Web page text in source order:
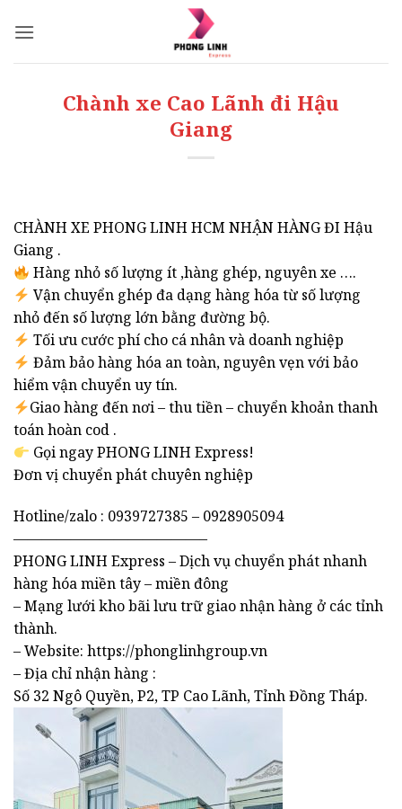
qua
Chành xe Cao Lãnh đi Hậu
Giang
CHÀNH XE PHONG LINH HCM NHẬN HÀNG ĐI Hậu
Giang .
Hàng nhỏ số lượng ít ,hàng ghép, nguyên xe ….
Vận chuyển ghép đa dạng hàng hóa từ số lượng
nhỏ đến số lượng lớn bằng đường bộ.
Tối ưu cước phí cho cá nhân và doanh nghiệp
Đảm bảo hàng hóa an toàn, nguyên vẹn với bảo
hiểm vận chuyển uy tín.
Giao hàng đến nơi – thu tiền – chuyển khoản thanh
toán hoàn cod .
Gọi ngay PHONG LINH Express!
Đơn vị chuyển phát chuyên nghiệp
Hotline/zalo : 0939727385 – 0928905094
—————————————–
PHONG LINH Express – Dịch vụ chuyển phát nhanh
hàng hóa miền tây – miền đông
– Mạng lưới kho bãi lưu trữ giao nhận hàng ở các tỉnh
thành.
– Website: https://phonglinhgroup.vn
– Địa chỉ nhận hàng :
Số 32 Ngô Quyền, P2, TP Cao Lãnh, Tỉnh Đồng Tháp.